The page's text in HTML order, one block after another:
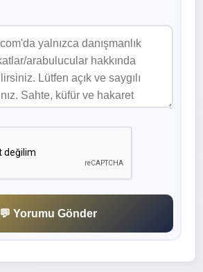
💬 Yorumu Gönder